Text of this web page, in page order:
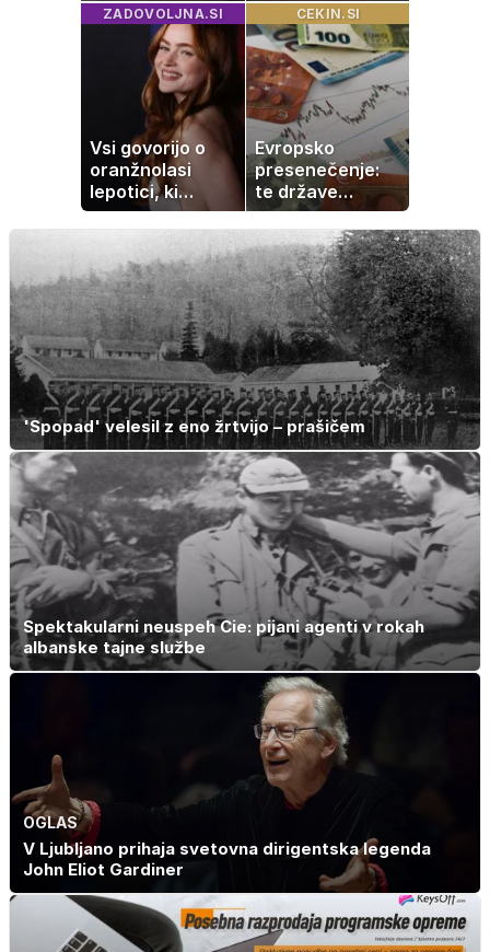
družinsko
dediščino
zagotovo doma
ZADOVOLJNA.SI
Vsi govorijo o
oranžnolasi
lepotici, ki
navdušuje s
skrivnostno
vlogo
CEKIN.SI
Evropsko
presenečenje:
te države
rastejo hitreje
od Nemčije,
nekatere celo
večkrat hitreje
'Spopad' velesil z eno žrtvijo – prašičem
Spektakularni neuspeh Cie: pijani agenti v rokah
albanske tajne službe
OGLAS
V Ljubljano prihaja svetovna dirigentska legenda
John Eliot Gardiner